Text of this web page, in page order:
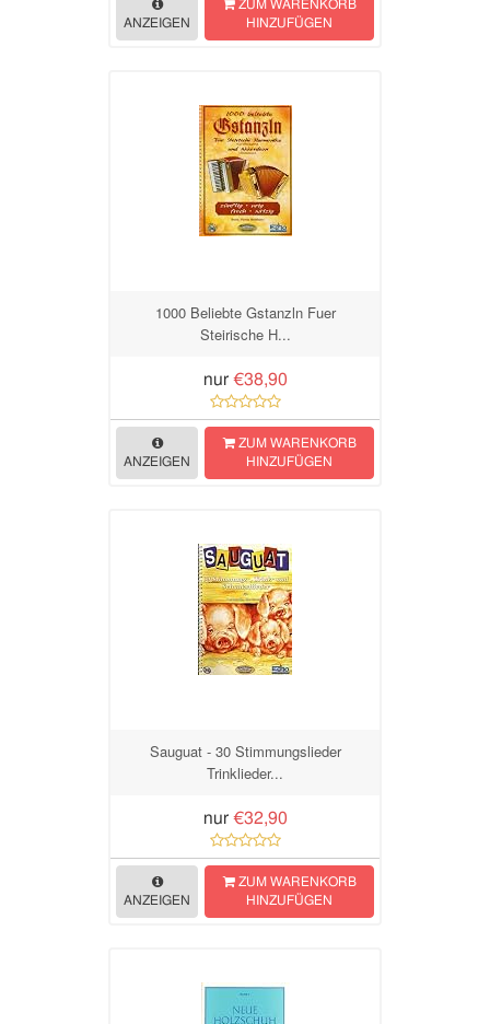
ANZEIGEN
ZUM WARENKORB
HINZUFÜGEN
1000 Beliebte Gstanzln Fuer
Steirische H...
nur €38,90
ANZEIGEN
ZUM WARENKORB
HINZUFÜGEN
Sauguat - 30 Stimmungslieder
Trinklieder...
nur €32,90
ANZEIGEN
ZUM WARENKORB
HINZUFÜGEN